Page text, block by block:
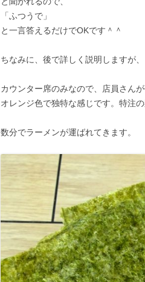
「ふつうで」
と一言答えるだけでOKです＾＾
ちなみに、後で詳しく説明しますが
カウンター席のみなので、店員さん
オレンジ色で独特な感じです。特注
数分でラーメンが運ばれてきます。